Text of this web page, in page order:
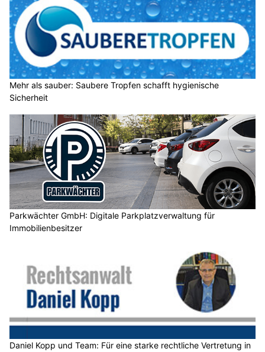
Mehr als sauber: Saubere Tropfen schafft hygienische
Sicherheit
Parkwächter GmbH: Digitale Parkplatzverwaltung für
Immobilienbesitzer
Daniel Kopp und Team: Für eine starke rechtliche Vertretung in